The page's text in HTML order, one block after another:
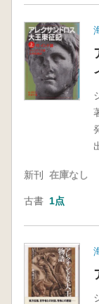
新刊 在庫なし
古書 1点